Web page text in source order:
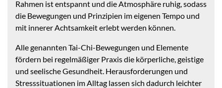
Rahmen ist entspannt und die Atmosphäre ruhig, sodass
die Bewegungen und Prinzipien im eigenen Tempo und
mit innerer Achtsamkeit erlebt werden können.
Alle genannten Tai-Chi-Bewegungen und Elemente
fördern bei regelmäßiger Praxis die körperliche, geistige
und seelische Gesundheit. Herausforderungen und
Stresssituationen im Alltag lassen sich dadurch leichter